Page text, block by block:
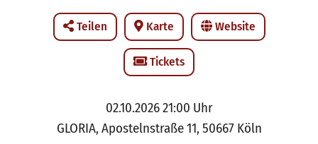
Teilen Karte Website
Tickets
02.10.2026 21:00 Uhr
GLORIA, Apostelnstraße 11, 50667 Köln